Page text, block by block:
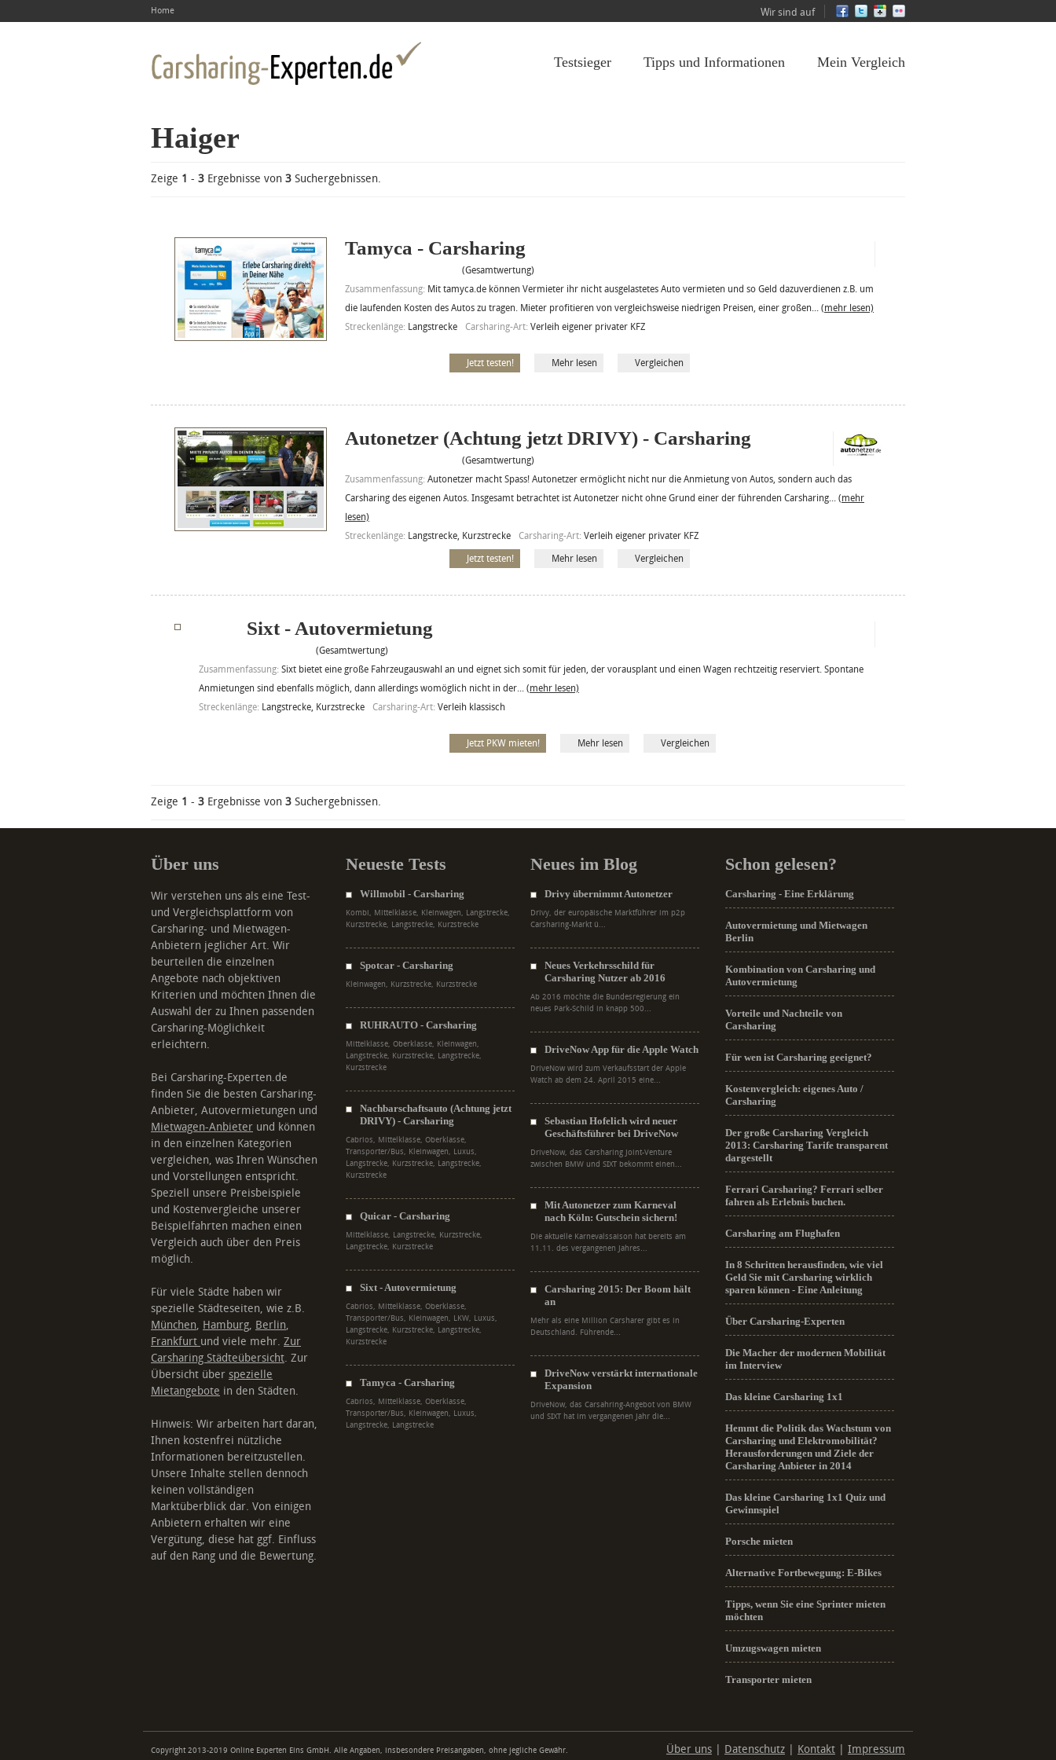
Home Wir sind auf
Testsieger Tipps und Informationen Mein Vergleich
Haiger
Zeige 1 - 3 Ergebnisse von 3 Suchergebnissen.
Tamyca - Carsharing
(Gesamtwertung)
Zusammenfassung: Mit tamyca.de können Vermieter ihr nicht ausgelastetes Auto vermieten und so Geld dazuverdienen z.B. um
die laufenden Kosten des Autos zu tragen. Mieter profitieren von vergleichsweise niedrigen Preisen, einer großen... (mehr lesen)
Streckenlänge: Langstrecke Carsharing-Art: Verleih eigener privater KFZ
Jetzt testen! Mehr lesen Vergleichen
Autonetzer (Achtung jetzt DRIVY) - Carsharing
(Gesamtwertung)
Zusammenfassung: Autonetzer macht Spass! Autonetzer ermöglicht nicht nur die Anmietung von Autos, sondern auch das
Carsharing des eigenen Autos. Insgesamt betrachtet ist Autonetzer nicht ohne Grund einer der führenden Carsharing... (mehr
lesen)
Streckenlänge: Langstrecke, Kurzstrecke Carsharing-Art: Verleih eigener privater KFZ
Jetzt testen! Mehr lesen Vergleichen
Sixt - Autovermietung
(Gesamtwertung)
Zusammenfassung: Sixt bietet eine große Fahrzeugauswahl an und eignet sich somit für jeden, der vorausplant und einen Wagen rechtzeitig reserviert. Spontane
Anmietungen sind ebenfalls möglich, dann allerdings womöglich nicht in der... (mehr lesen)
Streckenlänge: Langstrecke, Kurzstrecke Carsharing-Art: Verleih klassisch
Jetzt PKW mieten! Mehr lesen Vergleichen
Zeige 1 - 3 Ergebnisse von 3 Suchergebnissen.
Über uns
Wir verstehen uns als eine Test-
und Vergleichsplattform von
Carsharing- und Mietwagen-
Anbietern jeglicher Art. Wir
beurteilen die einzelnen
Angebote nach objektiven
Kriterien und möchten Ihnen die
Auswahl der zu Ihnen passenden
Carsharing-Möglichkeit
erleichtern.
Bei Carsharing-Experten.de
finden Sie die besten Carsharing-
Anbieter, Autovermietungen und
Mietwagen-Anbieter und können
in den einzelnen Kategorien
vergleichen, was Ihren Wünschen
und Vorstellungen entspricht.
Speziell unsere Preisbeispiele
und Kostenvergleiche unserer
Beispielfahrten machen einen
Vergleich auch über den Preis
möglich.
Für viele Städte haben wir
spezielle Städteseiten, wie z.B.
München, Hamburg, Berlin,
Frankfurt und viele mehr. Zur
Carsharing Städteübersicht. Zur
Übersicht über spezielle
Mietangebote in den Städten.
Hinweis: Wir arbeiten hart daran,
Ihnen kostenfrei nützliche
Informationen bereitzustellen.
Unsere Inhalte stellen dennoch
keinen vollständigen
Marktüberblick dar. Von einigen
Anbietern erhalten wir eine
Vergütung, diese hat ggf. Einfluss
auf den Rang und die Bewertung.
Neueste Tests
Willmobil - Carsharing
Kombi, Mittelklasse, Kleinwagen, Langstrecke,
Kurzstrecke, Langstrecke, Kurzstrecke
Spotcar - Carsharing
Kleinwagen, Kurzstrecke, Kurzstrecke
RUHRAUTO - Carsharing
Mittelklasse, Oberklasse, Kleinwagen,
Langstrecke, Kurzstrecke, Langstrecke,
Kurzstrecke
Nachbarschaftsauto (Achtung jetzt
DRIVY) - Carsharing
Cabrios, Mittelklasse, Oberklasse,
Transporter/Bus, Kleinwagen, Luxus,
Langstrecke, Kurzstrecke, Langstrecke,
Kurzstrecke
Quicar - Carsharing
Mittelklasse, Langstrecke, Kurzstrecke,
Langstrecke, Kurzstrecke
Sixt - Autovermietung
Cabrios, Mittelklasse, Oberklasse,
Transporter/Bus, Kleinwagen, LKW, Luxus,
Langstrecke, Kurzstrecke, Langstrecke,
Kurzstrecke
Tamyca - Carsharing
Cabrios, Mittelklasse, Oberklasse,
Transporter/Bus, Kleinwagen, Luxus,
Langstrecke, Langstrecke
Neues im Blog
Drivy übernimmt Autonetzer
Drivy, der europäische Marktführer im p2p
Carsharing-Markt ü...
Neues Verkehrsschild für
Carsharing Nutzer ab 2016
Ab 2016 möchte die Bundesregierung ein
neues Park-Schild in knapp 500...
DriveNow App für die Apple Watch
DriveNow wird zum Verkaufsstart der Apple
Watch ab dem 24. April 2015 eine...
Sebastian Hofelich wird neuer
Geschäftsführer bei DriveNow
DriveNow, das Carsharing Joint-Venture
zwischen BMW und SIXT bekommt einen...
Mit Autonetzer zum Karneval
nach Köln: Gutschein sichern!
Die aktuelle Karnevalssaison hat bereits am
11.11. des vergangenen Jahres...
Carsharing 2015: Der Boom hält
an
Mehr als eine Million Carsharer gibt es in
Deutschland. Führende...
DriveNow verstärkt internationale
Expansion
DriveNow, das Carsahring-Angebot von BMW
und SIXT hat im vergangenen Jahr die...
Schon gelesen?
Carsharing - Eine Erklärung
Autovermietung und Mietwagen
Berlin
Kombination von Carsharing und
Autovermietung
Vorteile und Nachteile von
Carsharing
Für wen ist Carsharing geeignet?
Kostenvergleich: eigenes Auto /
Carsharing
Der große Carsharing Vergleich
2013: Carsharing Tarife transparent
dargestellt
Ferrari Carsharing? Ferrari selber
fahren als Erlebnis buchen.
Carsharing am Flughafen
In 8 Schritten herausfinden, wie viel
Geld Sie mit Carsharing wirklich
sparen können - Eine Anleitung
Über Carsharing-Experten
Die Macher der modernen Mobilität
im Interview
Das kleine Carsharing 1x1
Hemmt die Politik das Wachstum von
Carsharing und Elektromobilität?
Herausforderungen und Ziele der
Carsharing Anbieter in 2014
Das kleine Carsharing 1x1 Quiz und
Gewinnspiel
Porsche mieten
Alternative Fortbewegung: E-Bikes
Tipps, wenn Sie eine Sprinter mieten
möchten
Umzugswagen mieten
Transporter mieten
Copyright 2013-2019 Online Experten Eins GmbH. Alle Angaben, insbesondere Preisangaben, ohne jegliche Gewähr. Über uns Datenschutz Kontakt Impressum